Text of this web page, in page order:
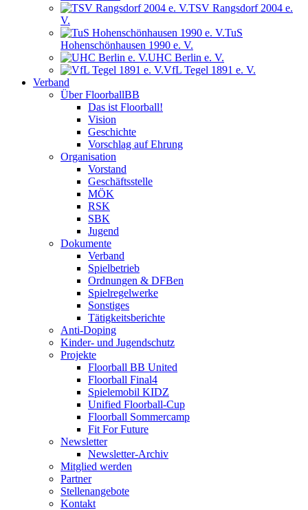
TSV Rangsdorf 2004 e.
V.
TuS
Hohenschönhausen 1990 e. V.
UHC Berlin e. V.
VfL Tegel 1891 e. V.
Verband
Über FloorballBB
Das ist Floorball!
Vision
Geschichte
Vorschlag auf Ehrung
Organisation
Vorstand
Geschäftsstelle
MÖK
RSK
SBK
Jugend
Dokumente
Verband
Spielbetrieb
Ordnungen & DFBen
Spielregelwerke
Sonstiges
Tätigkeitsberichte
Anti-Doping
Kinder- und Jugendschutz
Projekte
Floorball BB United
Floorball Final4
Spielemobil KIDZ
Unified Floorball-Cup
Floorball Sommercamp
Fit For Future
Newsletter
Newsletter-Archiv
Mitglied werden
Partner
Stellenangebote
Kontakt